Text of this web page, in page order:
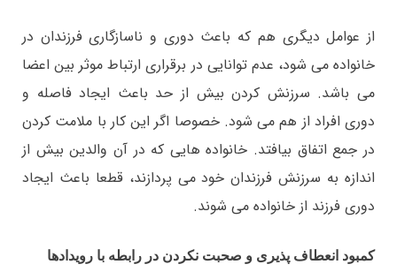
از عوامل دیگری هم که باعث دوری و ناسازگاری فرزندان در
خانواده می شود، عدم توانایی در برقراری ارتباط موثر بین اعضا
می باشد. سرزنش کردن بیش از حد باعث ایجاد فاصله و
دوری افراد از هم می شود. خصوصا اگر این کار با ملامت کردن
در جمع اتفاق بیافتد. خانواده هایی که در آن والدین بیش از
اندازه به سرزنش فرزندان خود می پردازند، قطعا باعث ایجاد
دوری فرزند از خانواده می شوند.
کمبود انعطاف پذیری و صحبت نکردن در رابطه با رویدادها